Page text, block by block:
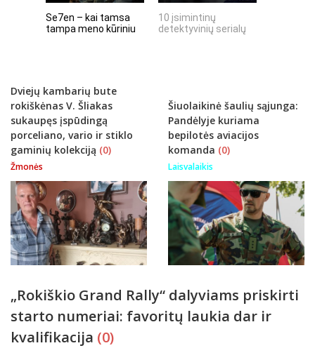
Se7en – kai tamsa
tampa meno kūriniu
10 įsimintinų
detektyvinių serialų
Dviejų kambarių bute
rokiškėnas V. Šliakas
sukaupęs įspūdingą
porceliano, vario ir stiklo
gaminių kolekciją (0)
Žmonės
Šiuolaikinė šaulių sąjunga:
Pandėlyje kuriama
bepilotės aviacijos
komanda (0)
Laisvalaikis
„Rokiškio Grand Rally“ dalyviams priskirti
starto numeriai: favoritų laukia dar ir
kvalifikacija (0)